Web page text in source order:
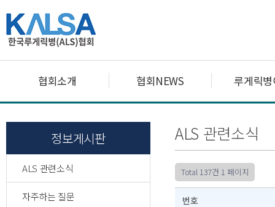
협회소개 협회NEWS 루게릭
정보게시판
ALS 관련소식
자주하는 질문
ALS 관련소식
Total 137건 1 페이지
번호